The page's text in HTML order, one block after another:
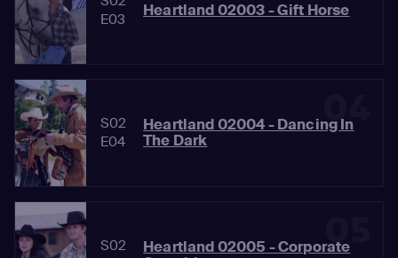
E03
Heartland 02003 - Gift Horse
04
S02
E04
Heartland 02004 - Dancing In
The Dark
05
S02
Heartland 02005 - Corporate